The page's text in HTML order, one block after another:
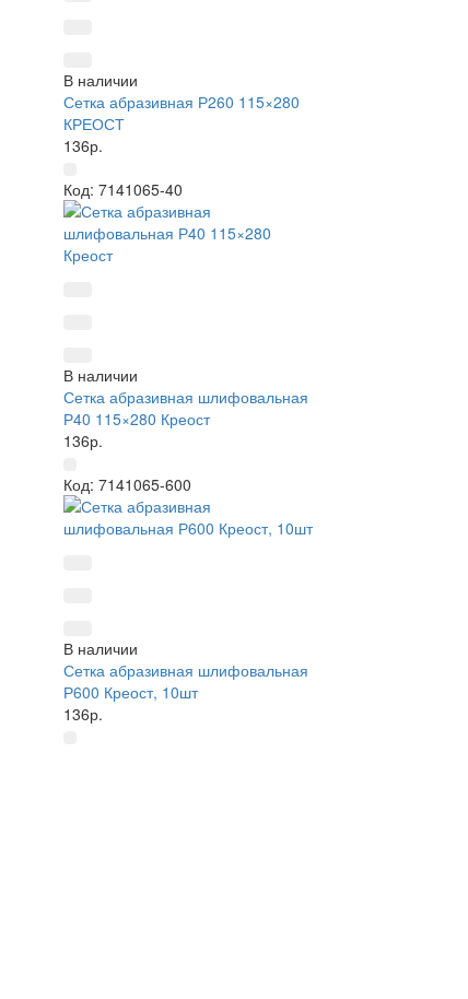
В наличии
Сетка абразивная Р260 115×280
КРЕОСТ
136р.
Код: 7141065-40
В наличии
Сетка абразивная шлифовальная
Р40 115×280 Креост
136р.
Код: 7141065-600
В наличии
Сетка абразивная шлифовальная
Р600 Креост, 10шт
136р.